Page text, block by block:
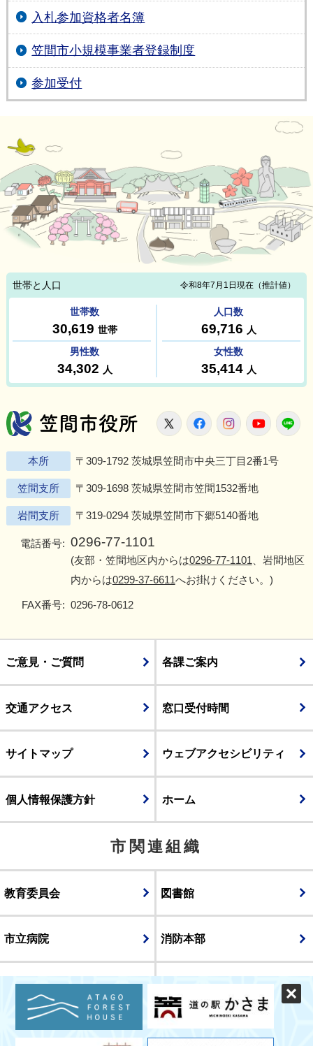
入札参加資格者名簿
笠間市小規模事業者登録制度
参加受付
笠間市役所
X FacebookInstagram
本所 〒309-1792 茨城県笠間市中央三丁目2番1号
笠間支所 〒309-1698 茨城県笠間市笠間1532番地
岩間支所 〒319-0294 茨城県笠間市下郷5140番地
電話番号: 0296-77-1101
(友部・笠間地区内からは0296-77-1101 、岩間地区
内からは0299-37-6611へお掛けください。)
FAX番号: 0296-78-0612
ご意見・ご質問 各課ご案内
交通アクセス 窓口受付時間
サイトマップ ウェブアクセシビリティ
個人情報保護方針 ホーム
市関連組織
教育委員会 図書館
市立病院 消防本部
議会
表示 スマートフォン版 パソコン版